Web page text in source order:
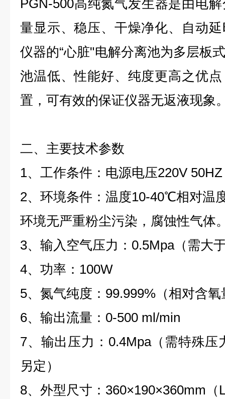
PGN-500高纯氮气发生器是由电
量显示、稳压、干燥净化、自动
仪器的“心脏"电解分离池为多层板
池温低、性能好、纯度更高之优
置，可有效的保证仪器无返液现象
二、主要技术参数
1、 工作条件：电源电压220V 50HZ
2、环境条件：温度10-40℃相对温
环境无严重粉尘污染，腐蚀性气体
3、输入空气压力 ： 0.5Mpa（ 需大
4、功率 ： 100W
5、氮气纯度 ： 99.999% （相对含
6、输出流量 ： 0-500 ml/min
7、输出压力 ： 0.4Mpa（需特殊压
另定）
8、外型尺寸 ： 360×190×360mm （